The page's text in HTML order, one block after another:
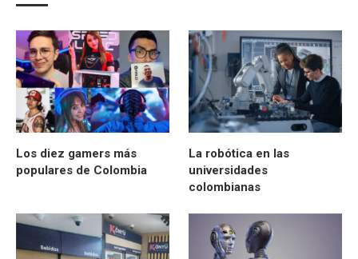
Los diez gamers más
populares de Colombia
La robótica en las
universidades
colombianas